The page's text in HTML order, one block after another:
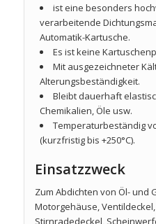
ist eine besonders
verarbeitende
Automatik-Kartusche.
Es ist keine
Mit ausgezeichneter
Alterungsbeständigkeit.
Bleibt dauerhaft
Chemikalien, Öle usw.
Temperaturbeständig
(kurzfristig bis +250°C).
Einsatzzweck
Zum Abdichten von Öl- und
Motorgehäuse,
Stirnradedeckel,